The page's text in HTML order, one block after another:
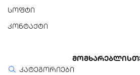
სოფტი
კონტაქტი
კატეგორიები